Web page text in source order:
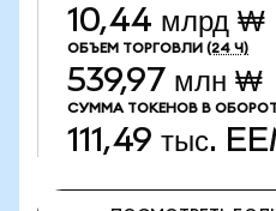
10,44 млрд ₩
ОБЪЕМ ТОРГОВЛИ (24 Ч)
539,97 млн ₩
СУММА ТОКЕНОВ В
111,49 тыс.